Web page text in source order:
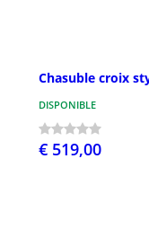
Chasuble croix
DISPONIBLE
€ 519,00